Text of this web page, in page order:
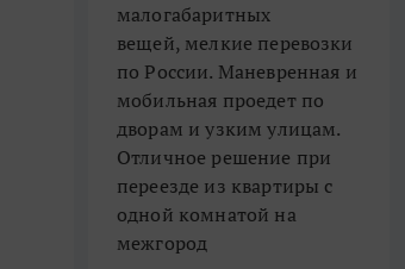
малогабаритных
вещей, мелкие перевозки
по России. Маневренная и
мобильная проедет по
дворам и узким улицам.
Отличное решение при
переезде из квартиры с
одной комнатой на
межгород